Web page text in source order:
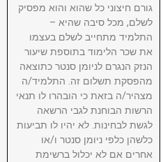
גורם חיצוני כל שהוא והוא מפסיק
לשלם, מכל סיבה שהיא –
התלמיד מתחייב לשלם בעצמו
את שכר הלימוד בתוספת שיעור
הנזק הנגרם לניומן סנטר כתוצאה
מהפסקת תשלום זה. התלמיד/ה
מצהיר/ה בזאת כי הובהרו לו תנאי
הרשות הבוחנת לגבי הרשאה
לגשת לבחינות. לא יהיו לו תביעות
כלשהן כלפי ניומן סנטר ו/או
אחרים אם לא יכלול ברשימת